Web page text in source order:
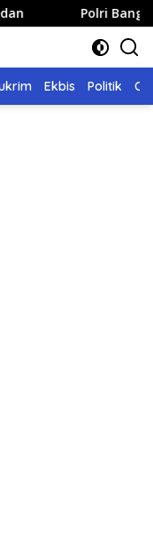
40 Titik Sumur
Ekbis Politik